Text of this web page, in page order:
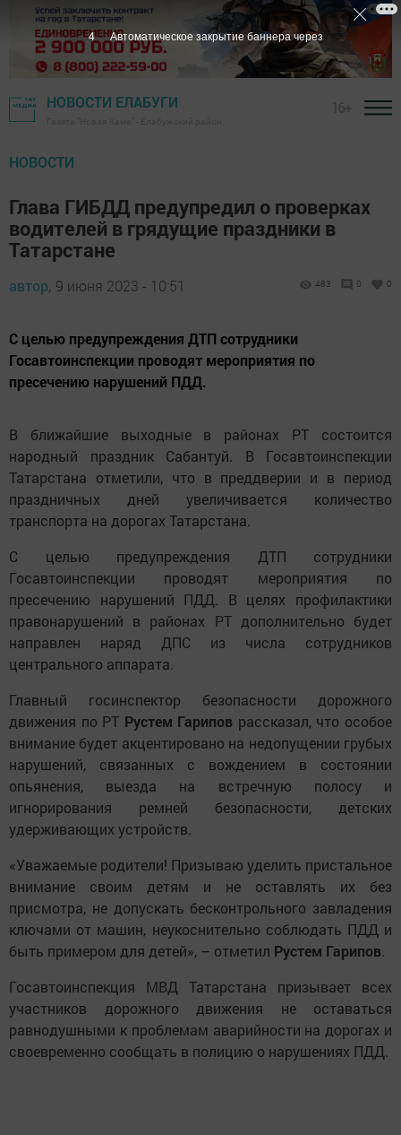
НОВОСТИ ЕЛАБУГИ
НОВОСТИ
Глава ГИБДД предупредил о проверках
водителей в грядущие праздники в
Татарстане
автор, 9 июня 2023 - 10:51 483 0 0
С целью предупреждения ДТП сотрудники
Госавтоинспекции проводят мероприятия по
пресечению нарушений ПДД.
В ближайшие выходные в районах РТ состоится
народный праздник Сабантуй. В Госавтоинспекции
Татарстана отметили, что в преддверии и в период
праздничных дней увеличивается количество
транспорта на дорогах Татарстана.
С целью предупреждения ДТП сотрудники
Госавтоинспекции проводят мероприятия по
пресечению нарушений ПДД. В целях профилактики
правонарушений в районах РТ дополнительно будет
направлен наряд ДПС из числа сотрудников
центрального аппарата.
Главный госинспектор безопасности дорожного
движения по РТ Рустем Гарипов рассказал, что особое
внимание будет акцентировано на недопущении грубых
нарушений, связанных с вождением в состоянии
опьянения, выезда на встречную полосу и
игнорирования ремней безопасности, детских
удерживающих устройств.
«Уважаемые родители! Призываю уделить пристальное
внимание своим детям и не оставлять их без
присмотра, не допускать бесконтрольного завладения
ключами от машин, неукоснительно соблюдать ПДД и
быть примером для детей», – отметил Рустем Гарипов.
Госавтоинспекция МВД Татарстана призывает всех
участников дорожного движения не оставаться
равнодушными к проблемам аварийности на дорогах и
своевременно сообщать в полицию о нарушениях ПДД.
3 Автоматическое закрытие баннера через